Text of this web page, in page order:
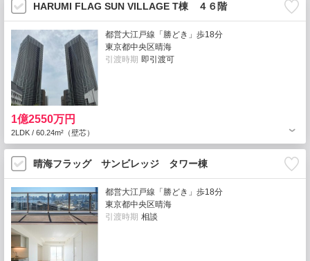
HARUMI FLAG SUN VILLAGE T棟 ４６階
都営大江戸線「勝どき」歩18分
東京都中央区晴海
引渡時期 即引渡可
1億2550万円
2LDK / 60.24m²（壁芯）
晴海フラッグ サンビレッジ タワー棟
都営大江戸線「勝どき」歩18分
東京都中央区晴海
引渡時期 相談